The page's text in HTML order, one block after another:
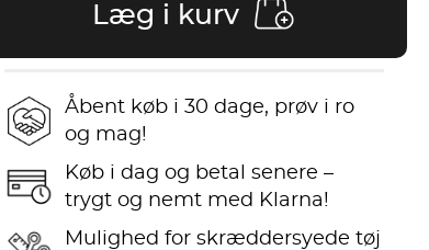
Læg i kurv
Åbent køb i 30 dage, prøv i ro
og mag!
Køb i dag og betal senere –
trygt og nemt med Klarna!
Mulighed for skræddersyede tøj